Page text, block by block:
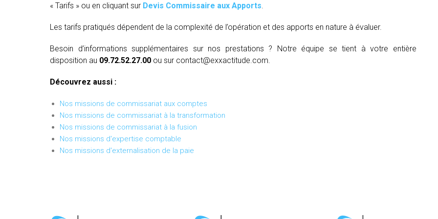
« Tarifs » ou en cliquant sur Devis Commissaire aux Apports.
Les tarifs pratiqués dépendent de la complexité de l’opération et des apports en nature à évaluer.
Besoin d’informations supplémentaires sur nos prestations ? Notre équipe se tient à votre entière
disposition au 09.72.52.27.00 ou sur contact@exxactitude.com.
Découvrez aussi :
Nos missions de commissariat aux comptes
Nos missions de commissariat à la transformation
Nos missions de commissariat à la fusion
Nos missions d'expertise comptable
Nos missions d'externalisation de la paie